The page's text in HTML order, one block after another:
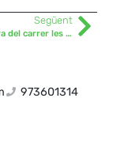
Següent
Obres de millora del carrer les Eres
973601314